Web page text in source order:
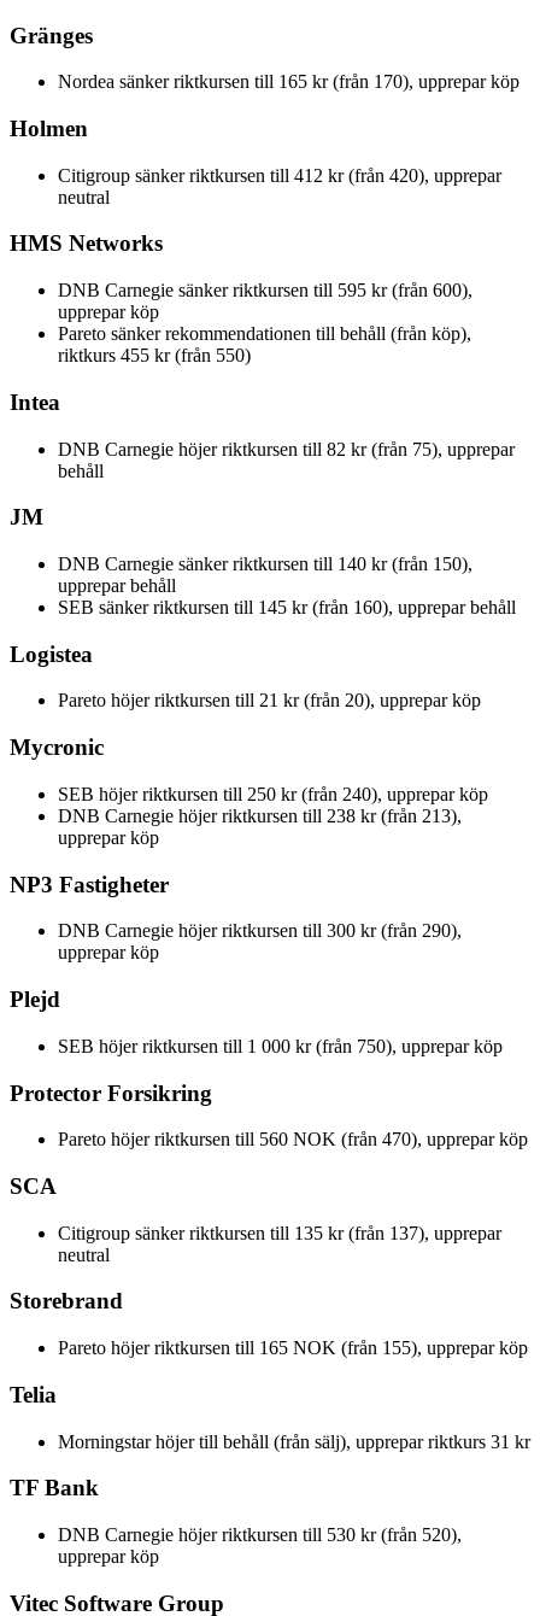
Gränges
Nordea sänker riktkursen till 165 kr (från 170), upprepar köp
Holmen
Citigroup sänker riktkursen till 412 kr (från 420), upprepar
neutral
HMS Networks
DNB Carnegie sänker riktkursen till 595 kr (från 600),
upprepar köp
Pareto sänker rekommendationen till behåll (från köp),
riktkurs 455 kr (från 550)
Intea
DNB Carnegie höjer riktkursen till 82 kr (från 75), upprepar
behåll
JM
DNB Carnegie sänker riktkursen till 140 kr (från 150),
upprepar behåll
SEB sänker riktkursen till 145 kr (från 160), upprepar behåll
Logistea
Pareto höjer riktkursen till 21 kr (från 20), upprepar köp
Mycronic
SEB höjer riktkursen till 250 kr (från 240), upprepar köp
DNB Carnegie höjer riktkursen till 238 kr (från 213),
upprepar köp
NP3 Fastigheter
DNB Carnegie höjer riktkursen till 300 kr (från 290),
upprepar köp
Plejd
SEB höjer riktkursen till 1 000 kr (från 750), upprepar köp
Protector Forsikring
Pareto höjer riktkursen till 560 NOK (från 470), upprepar köp
SCA
Citigroup sänker riktkursen till 135 kr (från 137), upprepar
neutral
Storebrand
Pareto höjer riktkursen till 165 NOK (från 155), upprepar köp
Telia
Morningstar höjer till behåll (från sälj), upprepar riktkurs 31 kr
TF Bank
DNB Carnegie höjer riktkursen till 530 kr (från 520),
upprepar köp
Vitec Software Group